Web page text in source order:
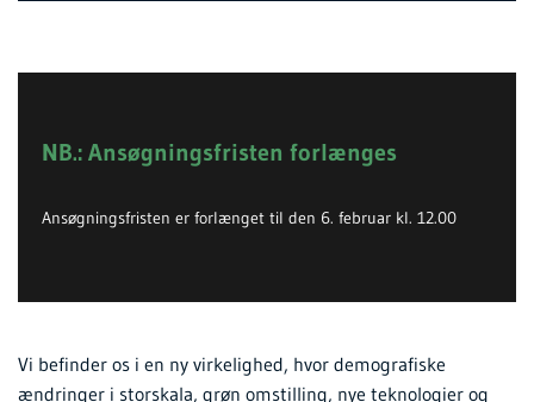
NB.: Ansøgningsfristen forlænges
Ansøgningsfristen er forlænget til den 6. februar kl. 12.00
Vi befinder os i en ny virkelighed, hvor demografiske
ændringer i storskala, grøn omstilling, nye teknologier og